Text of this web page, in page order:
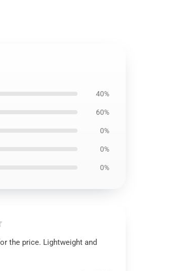
40%
60%
0%
0%
0%
the price. Lightweight and